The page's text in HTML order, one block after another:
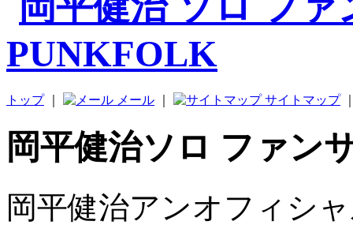
トップ｜ メール サイトマップ
岡平健治ソロ ファン
岡平健治アンオフィシ